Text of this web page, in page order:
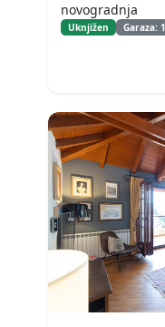
novogradnja
Uknjižen Garaza: 1